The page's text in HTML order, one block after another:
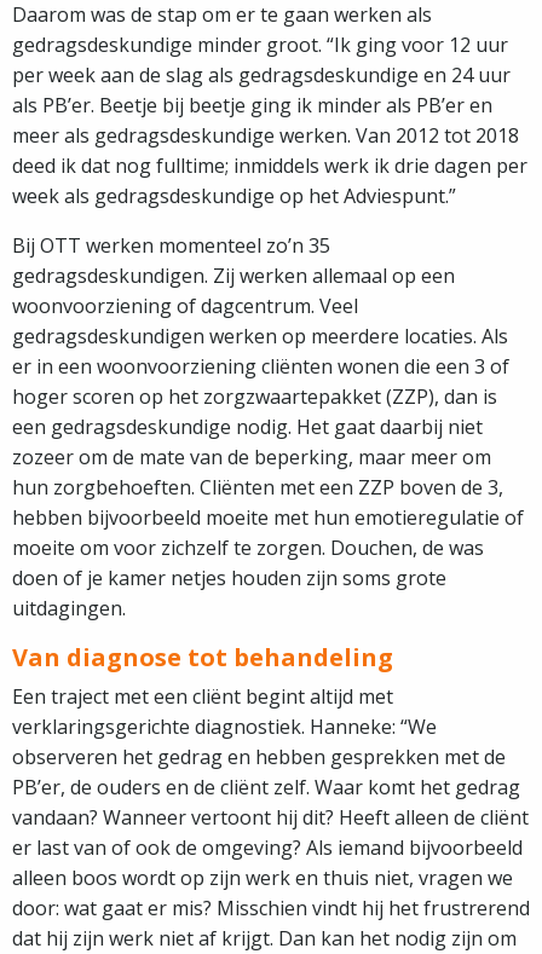
Daarom was de stap om er te gaan werken als
gedragsdeskundige minder groot. “Ik ging voor 12 uur
per week aan de slag als gedragsdeskundige en 24 uur
als PB’er. Beetje bij beetje ging ik minder als PB’er en
meer als gedragsdeskundige werken. Van 2012 tot 2018
deed ik dat nog fulltime; inmiddels werk ik drie dagen per
week als gedragsdeskundige op het Adviespunt.”
Bij OTT werken momenteel zo’n 35
gedragsdeskundigen. Zij werken allemaal op een
woonvoorziening of dagcentrum. Veel
gedragsdeskundigen werken op meerdere locaties. Als
er in een woonvoorziening cliënten wonen die een 3 of
hoger scoren op het zorgzwaartepakket (ZZP), dan is
een gedragsdeskundige nodig. Het gaat daarbij niet
zozeer om de mate van de beperking, maar meer om
hun zorgbehoeften. Cliënten met een ZZP boven de 3,
hebben bijvoorbeeld moeite met hun emotieregulatie of
moeite om voor zichzelf te zorgen. Douchen, de was
doen of je kamer netjes houden zijn soms grote
uitdagingen.
Van diagnose tot behandeling
Een traject met een cliënt begint altijd met
verklaringsgerichte diagnostiek. Hanneke: “We
observeren het gedrag en hebben gesprekken met de
PB’er, de ouders en de cliënt zelf. Waar komt het gedrag
vandaan? Wanneer vertoont hij dit? Heeft alleen de cliënt
er last van of ook de omgeving? Als iemand bijvoorbeeld
alleen boos wordt op zijn werk en thuis niet, vragen we
door: wat gaat er mis? Misschien vindt hij het frustrerend
dat hij zijn werk niet af krijgt. Dan kan het nodig zijn om